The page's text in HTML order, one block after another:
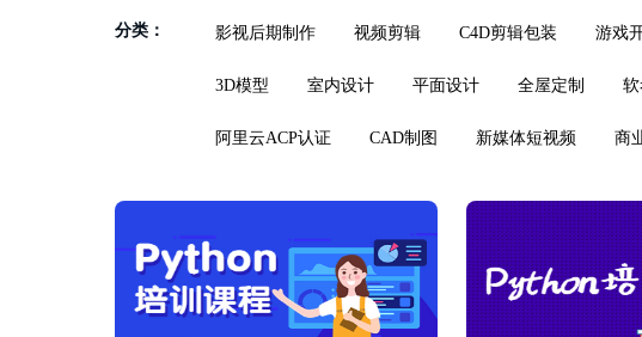
分类： 影视后期制作 视频剪辑 C4D剪辑包装 游戏
3D模型 室内设计 平面设计 全屋定制
阿里云ACP认证 CAD制图 新媒体短视频 商